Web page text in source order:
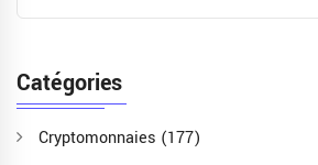
Catégories
Cryptomonnaies (177)